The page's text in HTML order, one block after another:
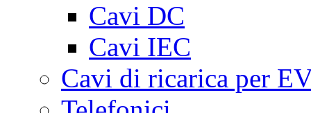
Cavi DC
Cavi IEC
Cavi di ricarica per